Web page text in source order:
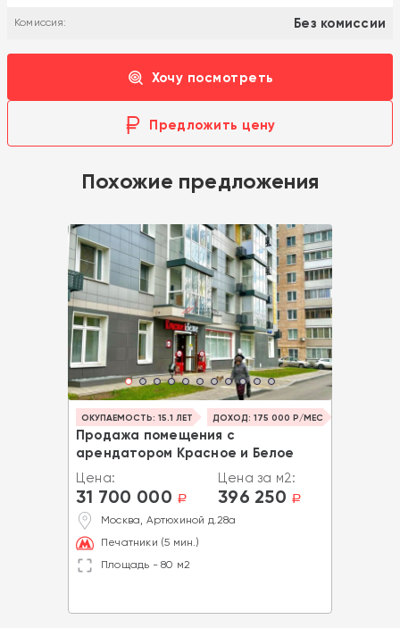
Комиссия: Без комиссии
Хочу посмотреть
Предложить цену
Похожие предложения
ОКУПАЕМОСТЬ: 15.1 ЛЕТ ДОХОД: 175 000 Р/МЕС
Продажа помещения с
арендатором Красное и Белое
Цена:
31 700 000 a
Цена за м2:
396 250 a
Москва, Артюхиной д.28а
Печатники (5 мин.)
Площадь - 80 м2